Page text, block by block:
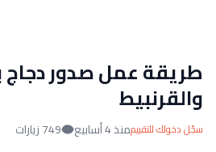
طريقة عمل صدور دجاج
والقرنبيط
سجّل دخولك للتقييممنذ 4 أسابيع 749 زيارات